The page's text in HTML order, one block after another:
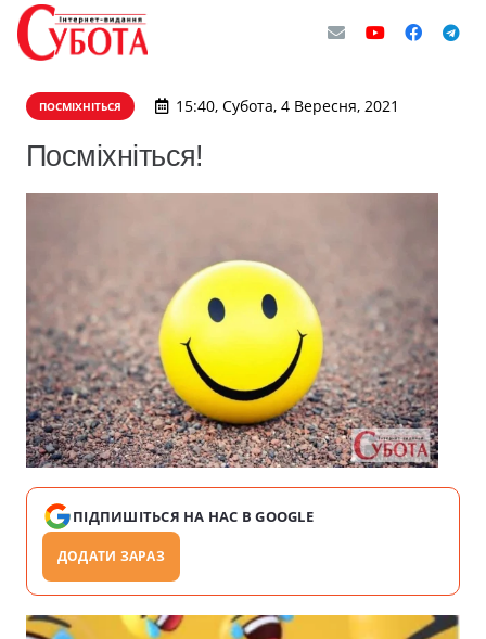
ПОСМІХНІТЬСЯ 15:40, Субота, 4 Вересня, 2021
Посміхніться!
ПІДПИШІТЬСЯ НА НАС В GOOGLE
ДОДАТИ ЗАРАЗ